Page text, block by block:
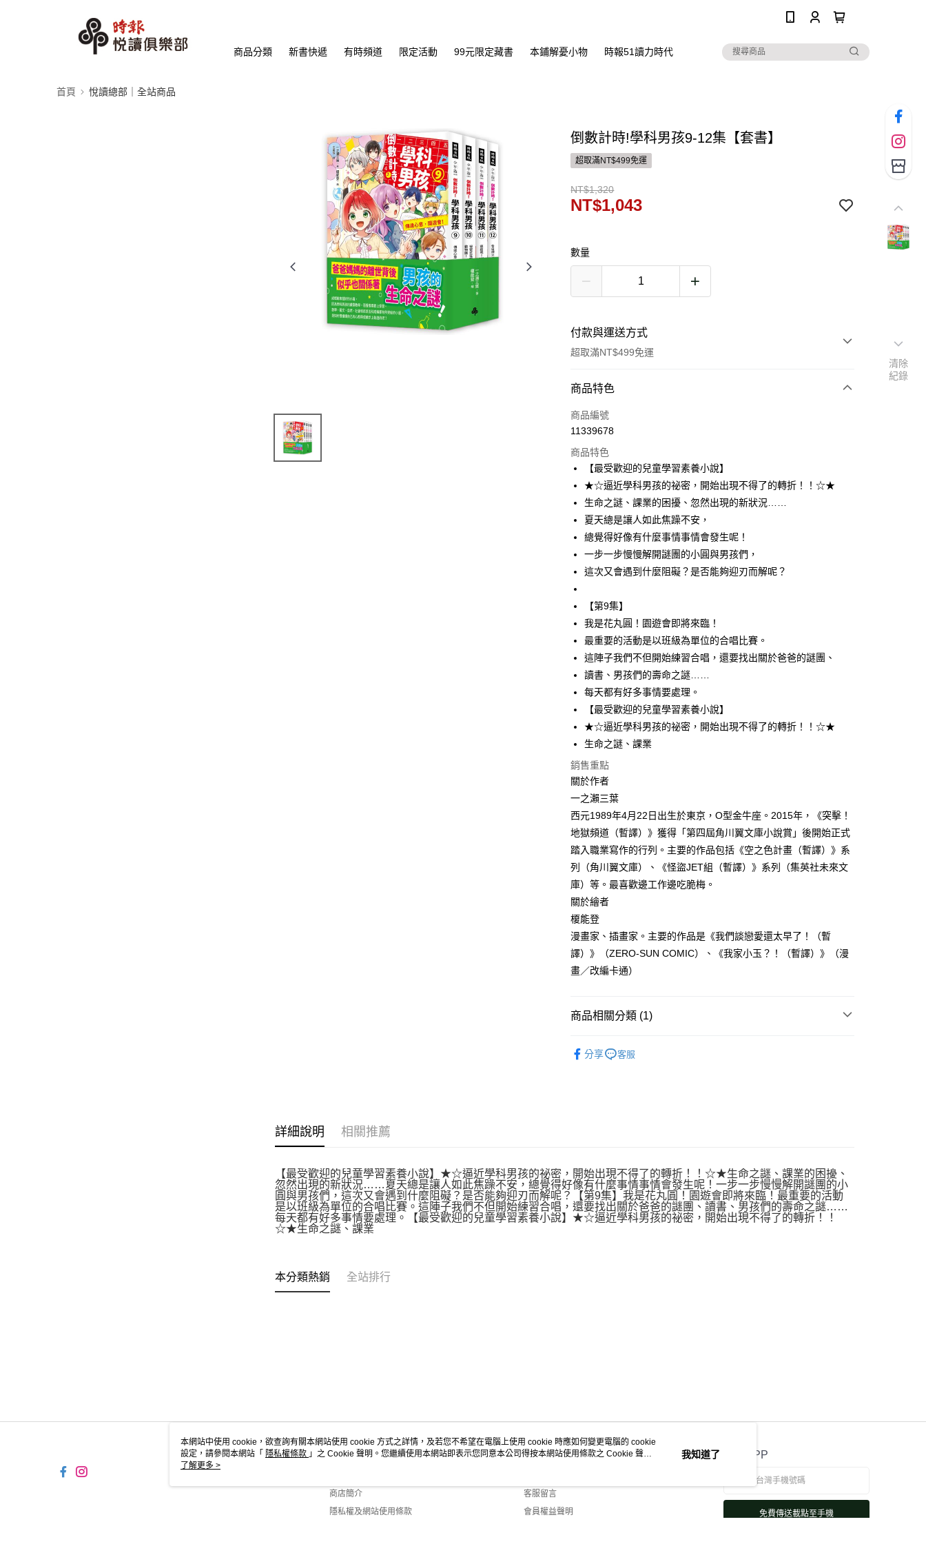
商品分類 新書快遞 有時頻道 限定活動 99元限定藏書 本鋪解憂小物 時報51讀力時代
首頁 悅讀總部｜全站商品
倒數計時!學科男孩9-12集【套書】
超取滿NT$499免運
NT$1,320
NT$1,043
數量
付款與運送方式
超取滿NT$499免運
付款方式
信用卡一次付款
運送方式
付款後全家取貨
每筆NT$60，滿NT$499(含以上)免運費
付款後7-11取貨
宅配
每筆NT$100，滿NT$499(含以上)免運費
商品特色
商品編號
11339678
商品特色
【最受歡迎的兒童學習素養小說】
★☆逼近學科男孩的祕密，開始出現不得了的轉折！！☆★
生命之謎、課業的困擾、忽然出現的新狀況……
夏天總是讓人如此焦躁不安，
總覺得好像有什麼事情事情會發生呢！
一步一步慢慢解開謎團的小圓與男孩們，
這次又會遇到什麼阻礙？是否能夠迎刃而解呢？
【第9集】
我是花丸圓！園遊會即將來臨！
最重要的活動是以班級為單位的合唱比賽。
這陣子我們不但開始練習合唱，還要找出關於爸爸的謎團、
讀書、男孩們的壽命之謎……
每天都有好多事情要處理。
【最受歡迎的兒童學習素養小說】
★☆逼近學科男孩的祕密，開始出現不得了的轉折！！☆★
生命之謎、課業
銷售重點
關於作者
一之瀨三葉
西元1989年4月22日出生於東京，O型金牛座。2015年，《突擊！
地獄頻道（暫譯）》獲得「第四屆角川翼文庫小說賞」後開始正式
踏入職業寫作的行列。主要的作品包括《空之色計畫（暫譯）》系
列（角川翼文庫）、《怪盜JET組（暫譯）》系列（集英社未來文
庫）等。最喜歡邊工作邊吃脆梅。
關於繪者
榎能登
漫畫家、插畫家。主要的作品是《我們談戀愛還太早了！（暫
譯）》（ZERO-SUN COMIC）、《我家小玉？！（暫譯）》（漫
畫／改編卡通）
商品相關分類 (1)
分享
客服
詳細說明 相關推薦
【最受歡迎的兒童學習素養小說】★☆逼近學科男孩的祕密，開始出現不得了的轉折！！☆★生命之謎、課業的困擾、
忽然出現的新狀況……夏天總是讓人如此焦躁不安，總覺得好像有什麼事情事情會發生呢！一步一步慢慢解開謎團的小
圓與男孩們，這次又會遇到什麼阻礙？是否能夠迎刃而解呢？【第9集】我是花丸圓！園遊會即將來臨！最重要的活動
是以班級為單位的合唱比賽。這陣子我們不但開始練習合唱，還要找出關於爸爸的謎團、讀書、男孩們的壽命之謎……
每天都有好多事情要處理。【最受歡迎的兒童學習素養小說】★☆逼近學科男孩的祕密，開始出現不得了的轉折！！
☆★生命之謎、課業
本分類熱銷 全站排行
關於我們
商店簡介
隱私權及網站使用條款
客服資訊
客服留言
會員權益聲明
官方APP
免費傳送載點至手機
清除
紀錄
本網站中使用 cookie，欲查詢有關本網站使用 cookie 方式之詳情，及若您不希望在電腦上使用 cookie 時應如何變更電腦的 cookie
設定，請參閱本網站「 隱私權條款 」之 Cookie 聲明。您繼續使用本網站即表示您同意本公司得按本網站使用條款之 Cookie 聲明
使用 cookie。
了解更多 >
我知道了